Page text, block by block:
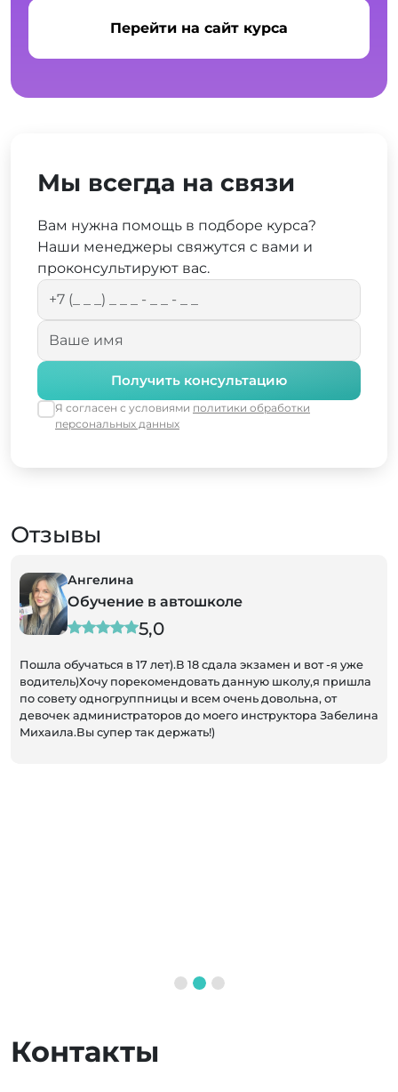
Перейти на сайт курса
Мы всегда на связи
Вам нужна помощь в подборе курса?
Наши менеджеры свяжутся с вами и
проконсультируют вас.
Получить консультацию
Я согласен с условиями политики обработки
персональных данных
Отзывы
экзамен и вот -я уже
данную школу,я пришла
очень довольна, от
инструктора Забелина
Обучение в
Хочу поделиться своим
Выездной менеджер был на
подписал договор на обучение,
быстро. Инструктор по вождению
профессионалом своего дела,
Контакты